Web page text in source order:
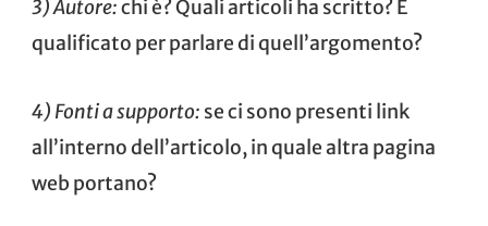
3) Autore:chi è? Quali articoli ha scritto? È
qualificato per parlare di quell’argomento?
4) Fonti a supporto: se ci sono presenti link
all’interno dell’articolo, in quale altra pagina
web portano?